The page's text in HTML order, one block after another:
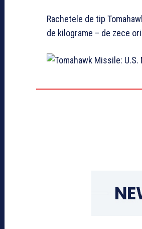
Rachetele de tip
de kilograme – de zece